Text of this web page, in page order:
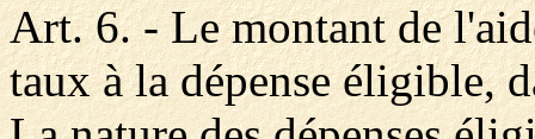
Art. 6. - Le montant de
taux à la dépense éligible,